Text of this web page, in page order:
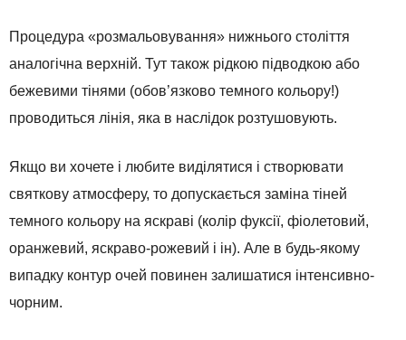
Процедура «розмальовування» нижнього століття
аналогічна верхній. Тут також рідкою підводкою або
бежевими тінями (обов’язково темного кольору!)
проводиться лінія, яка в наслідок розтушовують.
Якщо ви хочете і любите виділятися і створювати
святкову атмосферу, то допускається заміна тіней
темного кольору на яскраві (колір фуксії, фіолетовий,
оранжевий, яскраво-рожевий і ін). Але в будь-якому
випадку контур очей повинен залишатися інтенсивно-
чорним.